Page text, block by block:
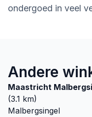
ondergoed in veel
Andere
Maastricht
(3.1 km)
Malbergsingel